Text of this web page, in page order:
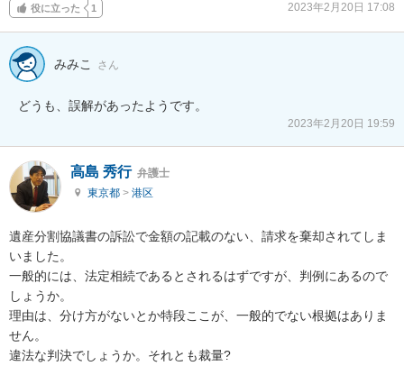
役に立った 1 2023年2月20日 17:08
みみこ さん
どうも、誤解があったようです。
2023年2月20日 19:59
高島 秀行 弁護士
東京都 > 港区
遺産分割協議書の訴訟で金額の記載のない、請求を棄却されてしま
いました。
一般的には、法定相続であるとされるはずですが、判例にあるので
しょうか。
理由は、分け方がないとか特段ここが、一般的でない根拠はありま
せん。
違法な判決でしょうか。それとも裁量?